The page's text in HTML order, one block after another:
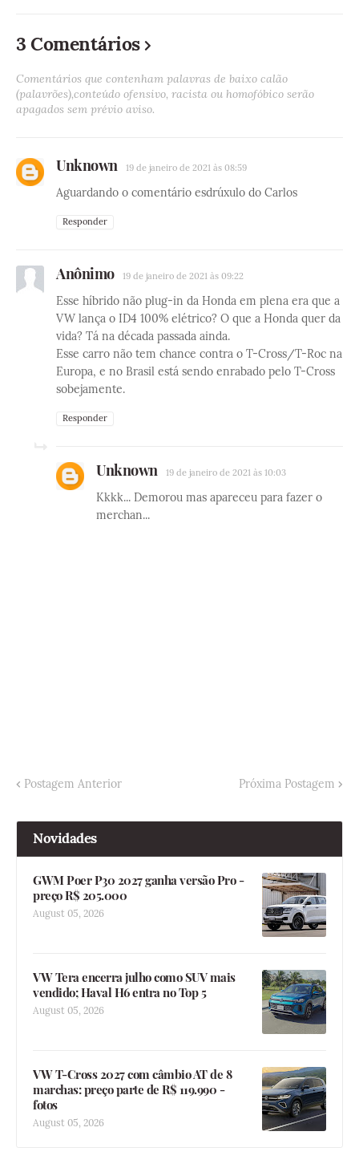
3 Comentários
Comentários que contenham palavras de baixo calão
(palavrões),conteúdo ofensivo, racista ou homofóbico serão
apagados sem prévio aviso.
Unknown 19 de janeiro de 2021 às 08:59
Aguardando o comentário esdrúxulo do Carlos
Responder
Anônimo 19 de janeiro de 2021 às 09:22
Esse híbrido não plug-in da Honda em plena era que a
VW lança o ID4 100% elétrico? O que a Honda quer da
vida? Tá na década passada ainda.
Esse carro não tem chance contra o T-Cross/T-Roc na
Europa, e no Brasil está sendo enrabado pelo T-Cross
sobejamente.
Responder
Unknown 19 de janeiro de 2021 às 10:03
Kkkk... Demorou mas apareceu para fazer o
merchan...
Postagem Anterior Próxima Postagem
Novidades
GWM Poer P30 2027 ganha versão Pro -
preço R$ 205.000
August 05, 2026
VW Tera encerra julho como SUV mais
vendido; Haval H6 entra no Top 5
August 05, 2026
VW T-Cross 2027 com câmbio AT de 8
marchas: preço parte de R$ 119.990 -
fotos
August 05, 2026